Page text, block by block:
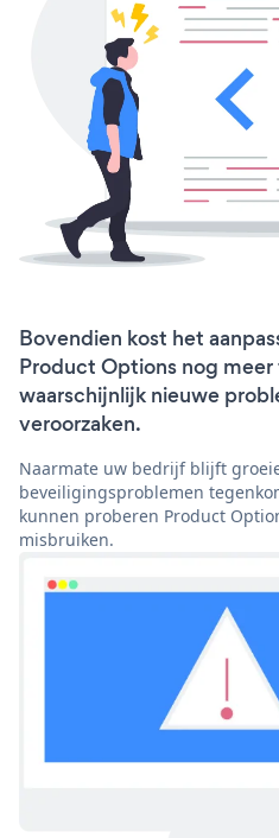
Bovendien kost het
Product Options nog
waarschijnlijk nieuwe
veroorzaken.
Naarmate uw bedrijf blijft
beveiligingsproblemen
kunnen proberen Product
misbruiken.